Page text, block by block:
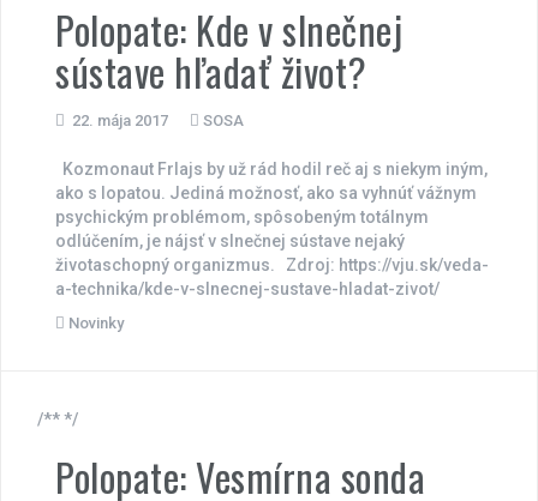
Polopate: Kde v slnečnej
sústave hľadať život?
22. mája 2017 SOSA
Kozmonaut Frlajs by už rád hodil reč aj s niekym iným,
ako s lopatou. Jediná možnosť, ako sa vyhnúť vážnym
psychickým problémom, spôsobeným totálnym
odlúčením, je nájsť v slnečnej sústave nejaký
životaschopný organizmus. Zdroj: https://vju.sk/veda-
a-technika/kde-v-slnecnej-sustave-hladat-zivot/
Novinky
/** */
Polopate: Vesmírna sonda